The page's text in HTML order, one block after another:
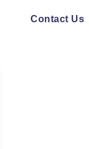
Contact Us